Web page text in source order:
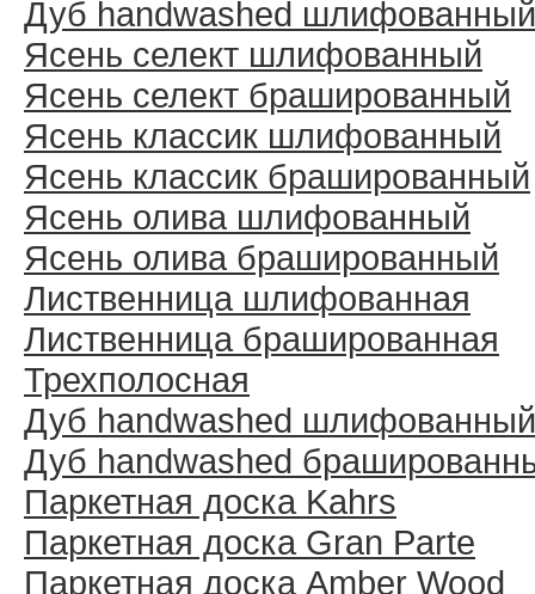
Дуб handwashed шлифованный
Ясень селект шлифованный
Ясень селект брашированный
Ясень классик шлифованный
Ясень классик брашированный
Ясень олива шлифованный
Ясень олива брашированный
Лиственница шлифованная
Лиственница брашированная
Трехполосная
Дуб handwashed шлифованный
Дуб handwashed
Паркетная доска Kahrs
Паркетная доска Gran Parte
Паркетная доска Amber Wood